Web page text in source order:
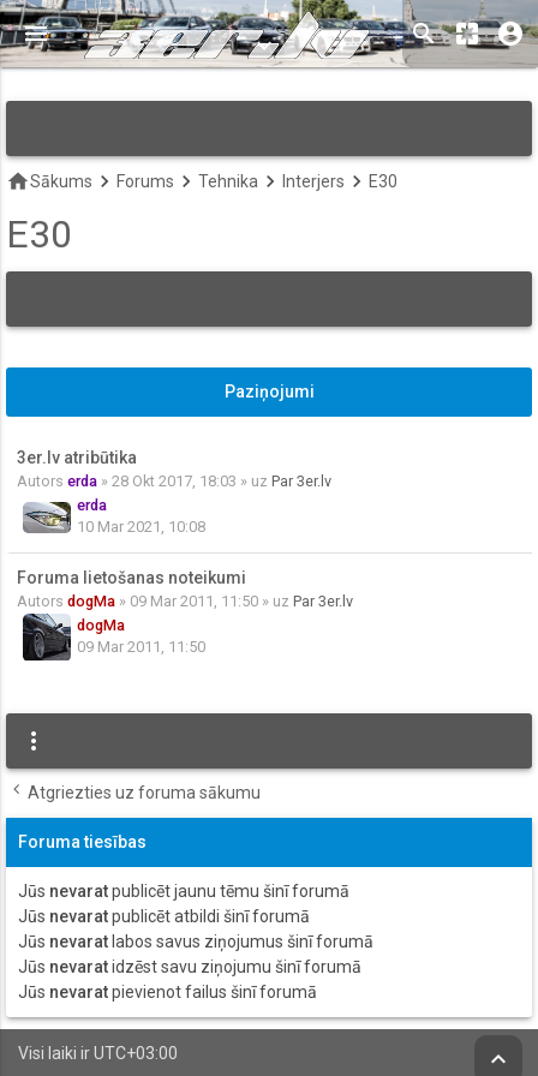
keyboard_arrow_down
menu search pages account_circle
homeSākums keyboard_arrow_right Forums keyboard_arrow_right Tehnika keyboard_arrow_right Interjers keyboard_arrow_right E30
E30
Paziņojumi
3er.lv atribūtika
Autors erda » 28 Okt 2017, 18:03 » uz Par 3er.lv
erda
10 Mar 2021, 10:08
Foruma lietošanas noteikumi
Autors dogMa » 09 Mar 2011, 11:50 » uz Par 3er.lv
dogMa
09 Mar 2011, 11:50
more_vert
Atgriezties uz foruma sākumu
Foruma tiesības
Jūs nevaratpublicēt jaunu tēmu šinī forumā
Jūs nevaratpublicēt atbildi šinī forumā
Jūs nevarat labos savus ziņojumus šinī forumā
Jūs nevaratidzēst savu ziņojumu šinī forumā
Jūs nevaratpievienot failus šinī forumā
Visi laiki irUTC+03:00 keyboard_arrow_up